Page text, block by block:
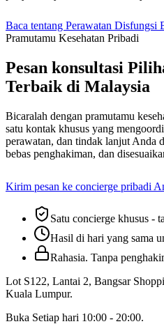
Baca tentang Perawatan Disfungsi
Pramutamu Kesehatan Pribadi
Pesan konsultasi
Terbaik di Malaysia
Bicaralah dengan pramutamu
satu kontak khusus yang
perawatan, dan tindak lanjut Anda
bebas penghakiman, dan
Kirim pesan ke concierge pribadi
Satu concierge khusus -
Hasil di hari yang sama
Rahasia. Tanpa
Lot S122, Lantai 2, Bangsar
Kuala Lumpur.
Buka Setiap hari 10:00 - 20:00.